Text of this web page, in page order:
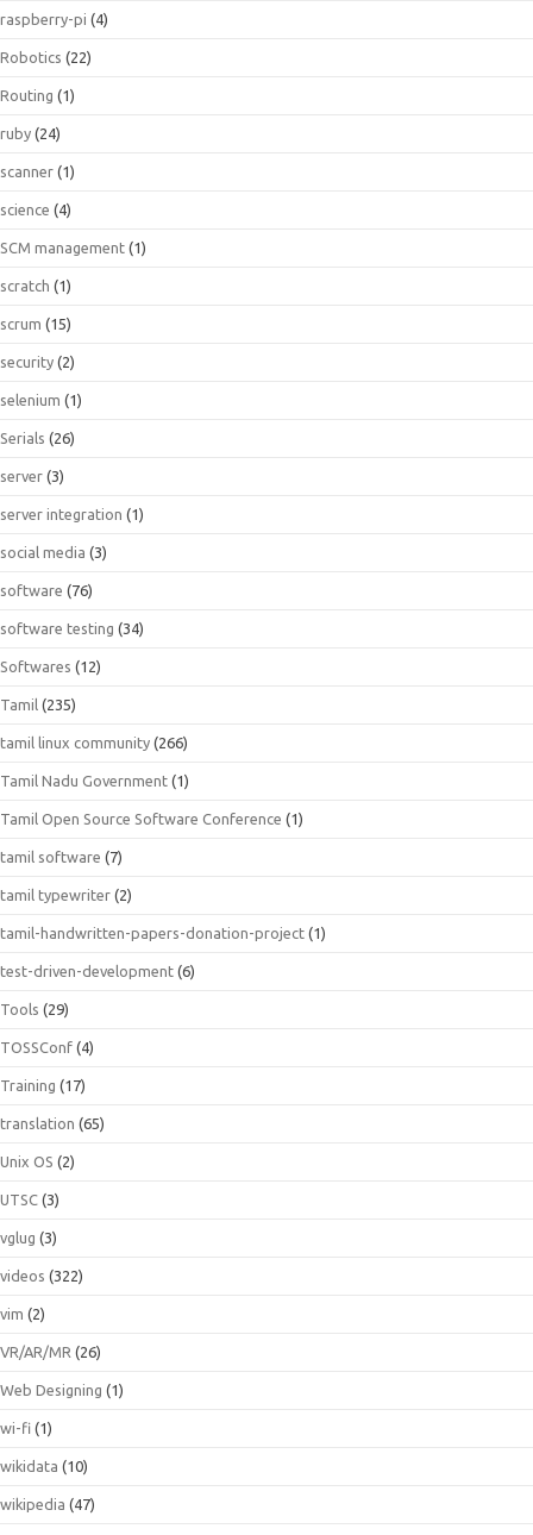
raspberry-pi (4)
Robotics (22)
Routing (1)
ruby (24)
scanner (1)
science (4)
SCM management (1)
scratch (1)
scrum (15)
security (2)
selenium (1)
Serials (26)
server (3)
server integration (1)
social media (3)
software (76)
software testing (34)
Softwares (12)
Tamil (235)
tamil linux community (266)
Tamil Nadu Government (1)
Tamil Open Source Software Conference (1)
tamil software (7)
tamil typewriter (2)
tamil-handwritten-papers-donation-project (1)
test-driven-development (6)
Tools (29)
TOSSConf (4)
Training (17)
translation (65)
Unix OS (2)
UTSC (3)
vglug (3)
videos (322)
vim (2)
VR/AR/MR (26)
Web Designing (1)
wi-fi (1)
wikidata (10)
wikipedia (47)